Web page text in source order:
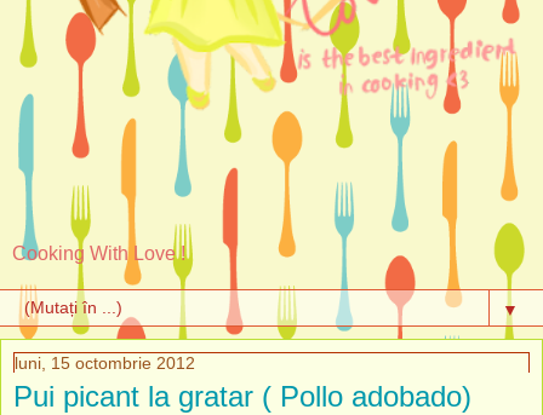
Cooking With Love !
▼
luni, 15 octombrie 2012
Pui picant la gratar ( Pollo adobado)